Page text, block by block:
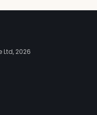
2026